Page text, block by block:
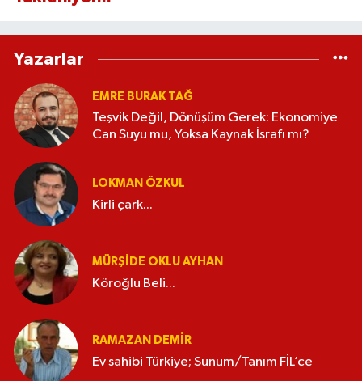
Yazarlar
EMRE BURAK TAĞ
Teşvik Değil, Dönüşüm Gerek: Ekonomiye
Can Suyu mu, Yoksa Kaynak İsrafı mı?
LOKMAN ÖZKUL
Kirli çark...
MÜRŞIDE OKLU AYHAN
Köroğlu Beli...
RAMAZAN DEMİR
Ev sahibi Türkiye; Sunum/Tanım FİL’ce